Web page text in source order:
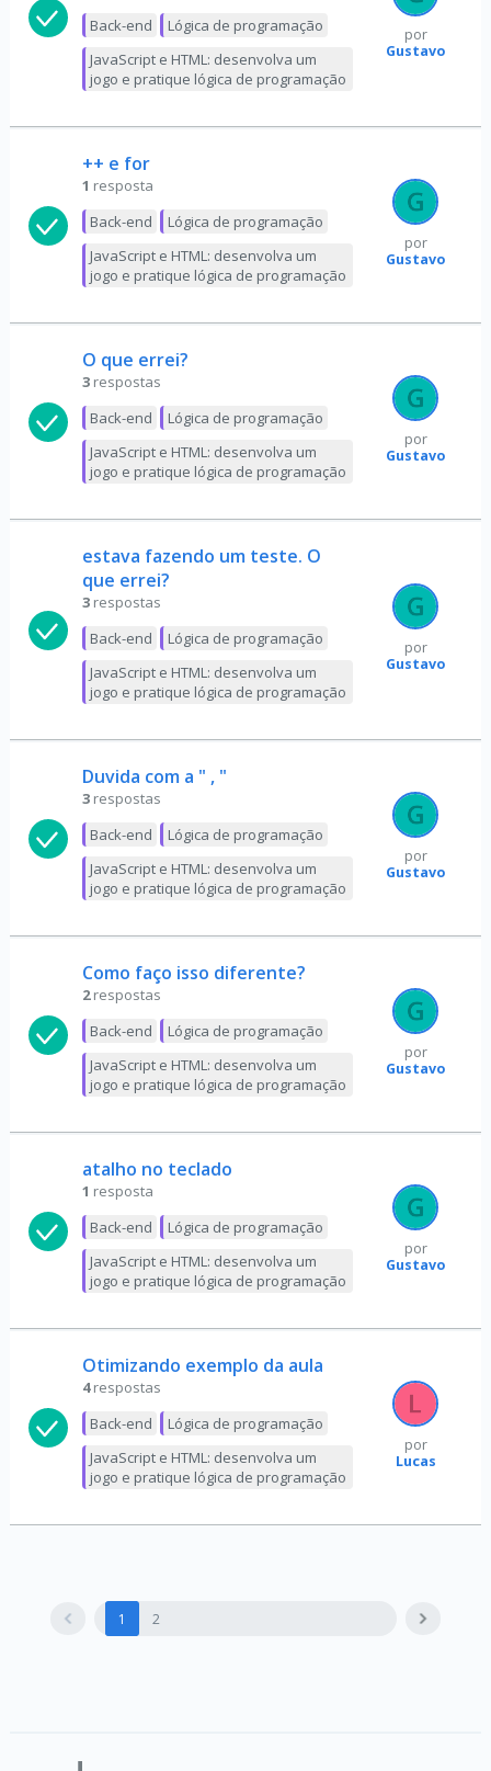
Back-end
Lógica de programação
JavaScript e HTML: desenvolva um
jogo e pratique lógica de programação
por
Gustavo
++ e for
1 resposta
Back-end
Lógica de programação
JavaScript e HTML: desenvolva um
jogo e pratique lógica de programação
por
Gustavo
O que errei?
3 respostas
Back-end
Lógica de programação
JavaScript e HTML: desenvolva um
jogo e pratique lógica de programação
por
Gustavo
estava fazendo um teste. O
que errei?
3 respostas
Back-end
Lógica de programação
JavaScript e HTML: desenvolva um
jogo e pratique lógica de programação
por
Gustavo
Duvida com a " , "
3 respostas
Back-end
Lógica de programação
JavaScript e HTML: desenvolva um
jogo e pratique lógica de programação
por
Gustavo
Como faço isso diferente?
2 respostas
Back-end
Lógica de programação
JavaScript e HTML: desenvolva um
jogo e pratique lógica de programação
por
Gustavo
atalho no teclado
1 resposta
Back-end
Lógica de programação
JavaScript e HTML: desenvolva um
jogo e pratique lógica de programação
por
Gustavo
Otimizando exemplo da aula
4 respostas
Back-end
Lógica de programação
JavaScript e HTML: desenvolva um
jogo e pratique lógica de programação
por
Lucas
1 2